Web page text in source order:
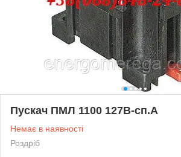
Пускач ПМЛ 1100 127В-сп.А
Немає в наявності
Роздріб